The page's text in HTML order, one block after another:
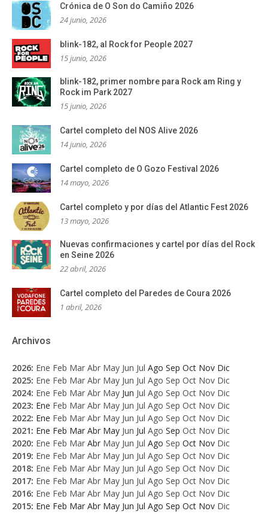
Crónica de O Son do Camiño 2026
24 junio, 2026
blink-182, al Rock for People 2027
15 junio, 2026
blink-182, primer nombre para Rock am Ring y
Rock im Park 2027
15 junio, 2026
Cartel completo del NOS Alive 2026
14 junio, 2026
Cartel completo de O Gozo Festival 2026
14 mayo, 2026
Cartel completo y por días del Atlantic Fest 2026
13 mayo, 2026
Nuevas confirmaciones y cartel por días del Rock
en Seine 2026
22 abril, 2026
Cartel completo del Paredes de Coura 2026
1 abril, 2026
Archivos
2026: Ene Feb Mar Abr May Jun Jul Ago Sep Oct Nov Dic
2025: Ene Feb Mar Abr May Jun Jul Ago Sep Oct Nov Dic
2024: Ene Feb Mar Abr May Jun Jul Ago Sep Oct Nov Dic
2023: Ene Feb Mar Abr May Jun Jul Ago Sep Oct Nov Dic
2022: Ene Feb Mar Abr May Jun Jul Ago Sep Oct Nov Dic
2021: Ene Feb Mar Abr May Jun Jul Ago Sep Oct Nov Dic
2020: Ene Feb Mar Abr May Jun Jul Ago Sep Oct Nov Dic
2019: Ene Feb Mar Abr May Jun Jul Ago Sep Oct Nov Dic
2018: Ene Feb Mar Abr May Jun Jul Ago Sep Oct Nov Dic
2017: Ene Feb Mar Abr May Jun Jul Ago Sep Oct Nov Dic
2016: Ene Feb Mar Abr May Jun Jul Ago Sep Oct Nov Dic
2015: Ene Feb Mar Abr May Jun Jul Ago Sep Oct Nov Dic